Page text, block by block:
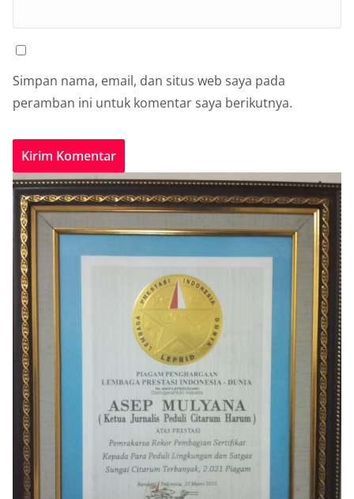
Simpan nama, email, dan situs web saya pada
peramban ini untuk komentar saya berikutnya.